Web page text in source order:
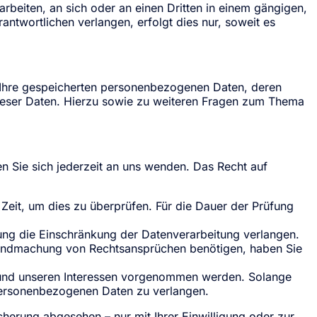
an sich oder an einen Dritten in einem gängigen,
verlangen, erfolgt dies nur, soweit es
gespeicherten personenbezogenen Daten, deren
Daten. Hierzu sowie zu weiteren Fragen zum Thema
Sie sich jederzeit an uns wenden. Das Recht auf
um dies zu überprüfen. Für die Dauer der Prüfung
die Einschränkung der Datenverarbeitung verlangen.
von Rechtsansprüchen benötigen, haben Sie
unseren Interessen vorgenommen werden. Solange
Daten zu verlangen.